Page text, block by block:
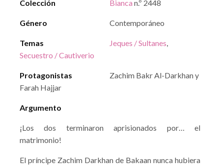
Colección Bianca n.º 2448
Género Contemporáneo
Temas Jeques / Sultanes,
Secuestro / Cautiverio
Protagonistas
Zachim Bakr Al-Darkhan y
Farah Hajjar
Argumento
¡Los dos terminaron aprisionados por… el
matrimonio!
El príncipe Zachim Darkhan de Bakaan nunca hubiera